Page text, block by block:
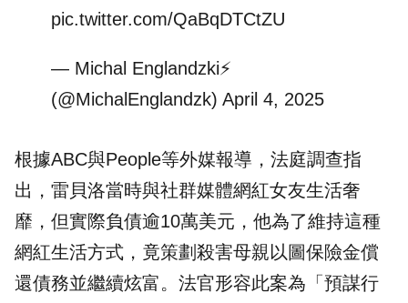
pic.twitter.com/QaBqDTCtZU
— Michal Englandzki⚡️
(@MichalEnglandzk) April 4, 2025
根據ABC與People等外媒報導，法庭調查指
出，雷貝洛當時與社群媒體網紅女友生活奢
靡，但實際負債逾10萬美元，他為了維持這種
網紅生活方式，竟策劃殺害母親以圖保險金償
還債務並繼續炫富。法官形容此案為「預謀行